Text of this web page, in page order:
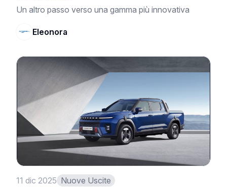
Un altro passo verso una gamma più innovativa
Eleonora
11 dic 2025 Nuove Uscite